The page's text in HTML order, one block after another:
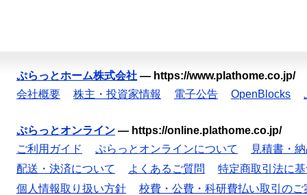
ぷらっとホーム株式会社 — https://www.plathome.co.jp/
会社概要
株主・投資家情報 電子公告 OpenBlocks
ぷらっとオンライン — https://online.plathome.co.jp/
ご利用ガイド
ぷらっとオンラインについて
見積書・
配送・決済について
よくあるご質問
特定商取引法に
個人情報取り扱い方針
校費・公費・科研費払い取引のご